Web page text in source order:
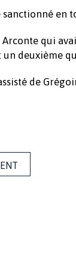
sanctionné en
Arconte qui
deuxième
de